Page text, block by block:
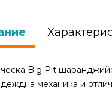
Big Pit
механика и